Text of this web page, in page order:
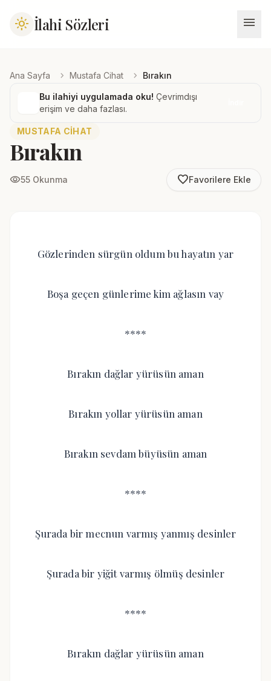
light_mode İlahi Sözleri menu
Ana Sayfa chevron_right Mustafa Cihat chevron_right Bırakın
Bu ilahiyi uygulamada oku! Çevrimdışı
erişim ve daha fazlası.
MUSTAFA CIHAT
Bırakın
visibility55 Okunma favorite_borderFavorilere Ekle
Gözlerinden sürgün oldum bu hayatın yar
Boşa geçen günlerime kim ağlasın vay
****
Bırakın dağlar yürüsün aman
Bırakın yollar yürüsün aman
Bırakın sevdam büyüsün aman
****
Şurada bir mecnun varmış yanmış desinler
Şurada bir yiğit varmış ölmüş desinler
****
Bırakın dağlar yürüsün aman